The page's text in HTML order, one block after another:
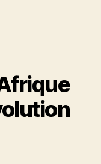
célébration »